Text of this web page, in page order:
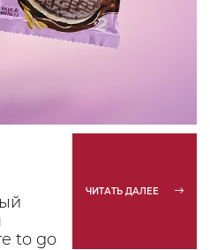
to go
ЧИТАТЬ ДАЛЕЕ